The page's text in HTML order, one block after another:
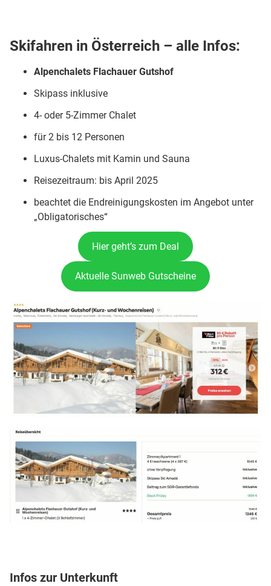
Skifahren in Österreich – alle Infos:
Alpenchalets Flachauer Gutshof
Skipass inklusive
4- oder 5-Zimmer Chalet
für 2 bis 12 Personen
Luxus-Chalets mit Kamin und Sauna
Reisezeitraum: bis April 2025
beachtet die Endreinigungskosten im Angebot unter
„Obligatorisches“
Hier geht’s zum Deal
Aktuelle Sunweb Gutscheine
Infos zur Unterkunft